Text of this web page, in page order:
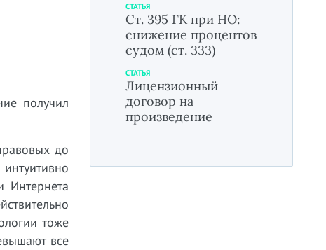
получил
до
Интернета
тоже
все
СТАТЬЯ
Ст. 395 ГК при НО:
снижение процентов
судом (ст. 333)
СТАТЬЯ
Лицензионный
договор на
произведение